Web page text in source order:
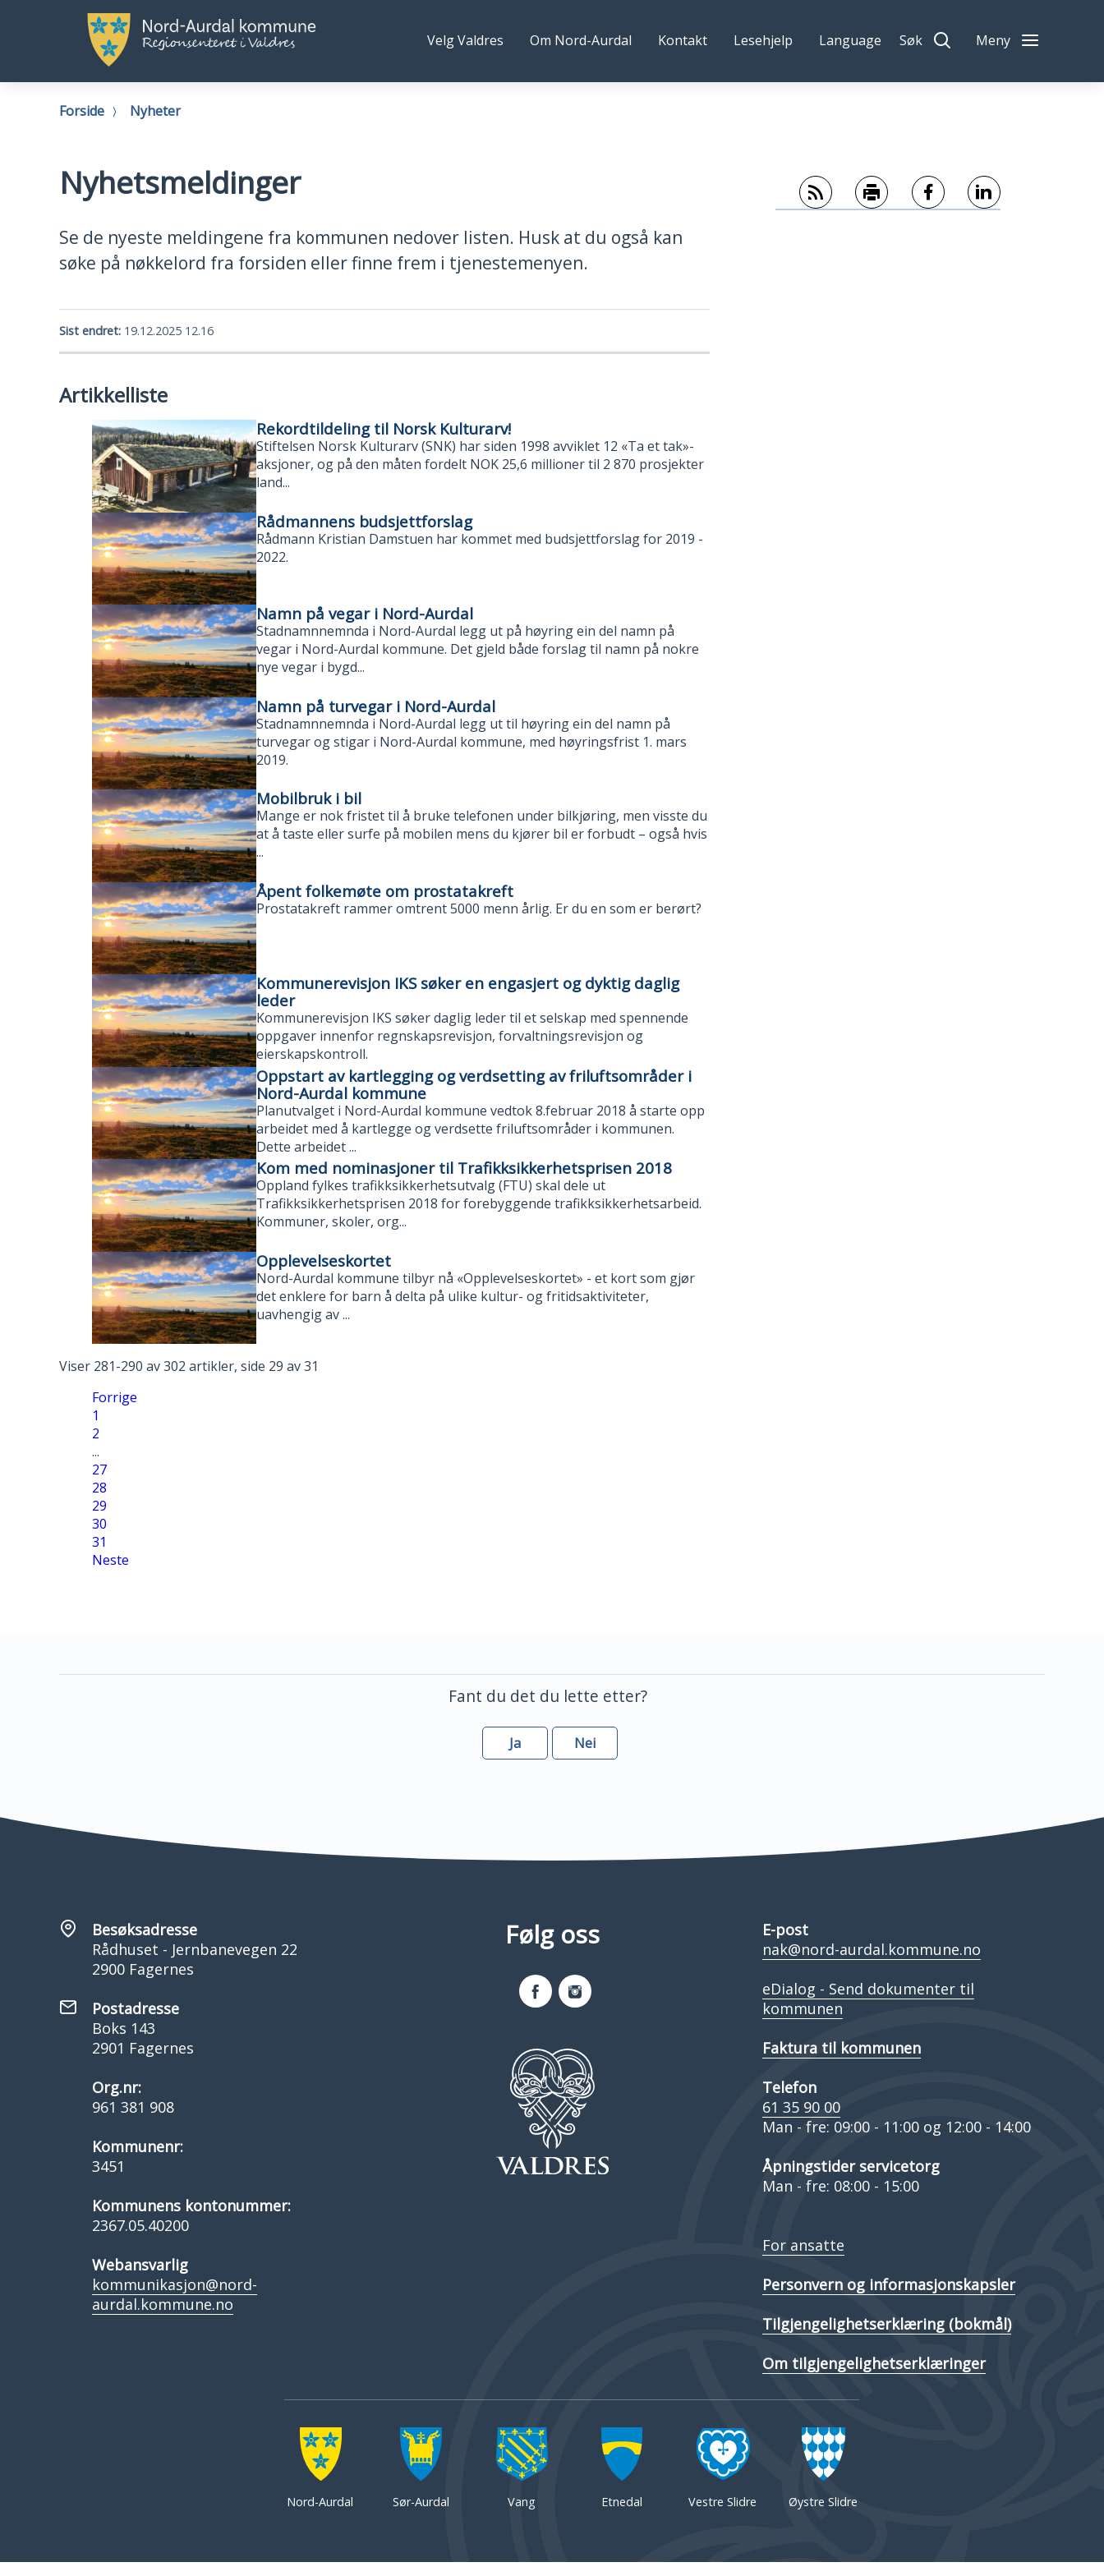
Nord-
Aurdal
kommune
kommune
Følg
Velg Valdres Om Nord-Aurdal Kontakt Lesehjelp Language Søk Meny
Du
Forside Nyheter
Nyhetsmeldinger
Se de nyeste meldingene fra kommunen nedover listen. Husk at du også kan
søke på nøkkelord fra forsiden eller finne frem i tjenestemenyen.
Sist endret 19.12.2025 12.16
Artikkelliste
Rekordtildeling til Norsk Kulturarv!
Stiftelsen Norsk Kulturarv (SNK) har siden 1998 avviklet 12 «Ta et tak»-
aksjoner, og på den måten fordelt NOK 25,6 millioner til 2 870 prosjekter
land...
Rådmannens budsjettforslag
Rådmann Kristian Damstuen har kommet med budsjettforslag for 2019 -
2022.
Namn på vegar i Nord-Aurdal
Stadnamnnemnda i Nord-Aurdal legg ut på høyring ein del namn på
vegar i Nord-Aurdal kommune. Det gjeld både forslag til namn på nokre
nye vegar i bygd...
Namn på turvegar i Nord-Aurdal
Stadnamnnemnda i Nord-Aurdal legg ut til høyring ein del namn på
turvegar og stigar i Nord-Aurdal kommune, med høyringsfrist 1. mars
2019.
Mobilbruk i bil
Mange er nok fristet til å bruke telefonen under bilkjøring, men visste du
at å taste eller surfe på mobilen mens du kjører bil er forbudt – også hvis
...
Åpent folkemøte om prostatakreft
Prostatakreft rammer omtrent 5000 menn årlig. Er du en som er berørt?
Kommunerevisjon IKS søker en engasjert og dyktig daglig
leder
Kommunerevisjon IKS søker daglig leder til et selskap med spennende
oppgaver innenfor regnskapsrevisjon, forvaltningsrevisjon og
eierskapskontroll.
Oppstart av kartlegging og verdsetting av friluftsområder i
Nord-Aurdal kommune
Planutvalget i Nord-Aurdal kommune vedtok 8.februar 2018 å starte opp
arbeidet med å kartlegge og verdsette friluftsområder i kommunen.
Dette arbeidet ...
Kom med nominasjoner til Trafikksikkerhetsprisen 2018
Oppland fylkes trafikksikkerhetsutvalg (FTU) skal dele ut
Trafikksikkerhetsprisen 2018 for forebyggende trafikksikkerhetsarbeid.
Kommuner, skoler, org...
Opplevelseskortet
Nord-Aurdal kommune tilbyr nå «Opplevelseskortet» - et kort som gjør
det enklere for barn å delta på ulike kultur- og fritidsaktiviteter,
uavhengig av ...
Viser 281-290 av302 artikler, side 29 av31
Forrige
1
2
...
27
28
29
30
31
Neste
Fant du det du lette etter?
Ja Nei
Besøksadresse
Rådhuset - Jernbanevegen 22
2900 Fagernes
Postadresse
Boks 143
2901 Fagernes
Org.nr:
961 381 908
Kommunenr:
3451
Kommunens kontonummer:
2367.05.40200
Webansvarlig
kommunikasjon@nord-
aurdal.kommune.no
Følg oss
FacebookInstagram
E-post
nak@nord-aurdal.kommune.no
eDialog - Send dokumenter til
kommunen
Faktura til kommunen
Telefon
61 35 90 00
Man - fre: 09:00 - 11:00 og 12:00 - 14:00
Åpningstider servicetorg
Man - fre: 08:00 - 15:00
For ansatte
Personvern og informasjonskapsler
Tilgjengelighetserklæring (bokmål)
Om tilgjengelighetserklæringer
Nord-Aurdal Sør-Aurdal Vang Etnedal Vestre Slidre Øystre Slidre